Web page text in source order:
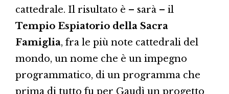
cattedrale. Il risultato è – sarà – il
Tempio Espiatorio della Sacra
Famiglia, fra le più note cattedrali del
mondo, un nome che è un impegno
programmatico, di un programma che
prima di tutto fu per Gaudì un progetto